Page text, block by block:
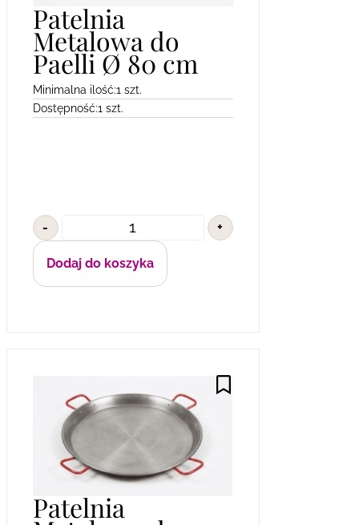
Patelnia
Metalowa do
Paelli Ø 80 cm
Minimalna ilość:1 szt.
Dostępność:1 szt.
- +
Dodaj do koszyka
Patelnia